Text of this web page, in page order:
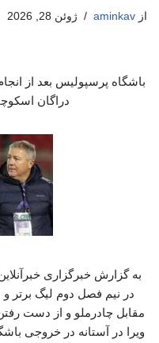
از aminkav ژوئن 28, 2026
باشگاه پرسپولیس بعد از
دراگان
به گزارش خبرگزاری
در نیم فصل دوم لیگ برتر
مقابل چادرملو و از دست
ویرا در آستانه در خروجی